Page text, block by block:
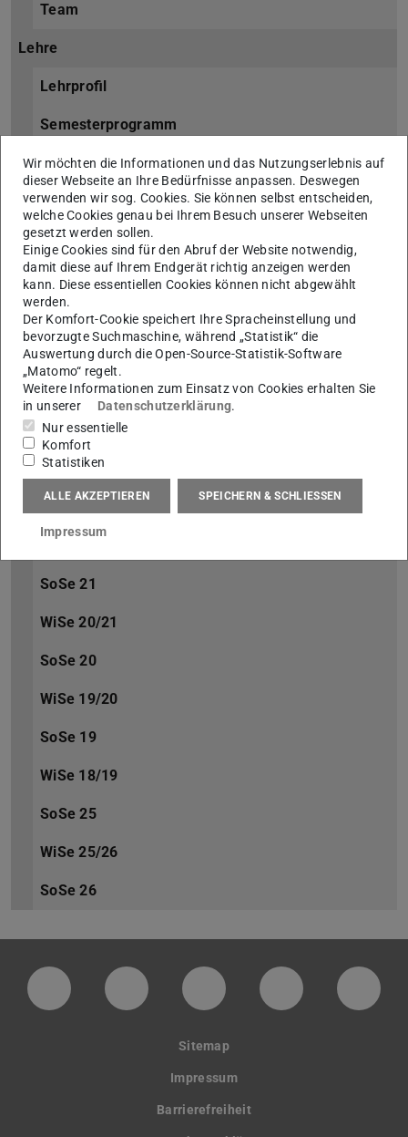
Team
Lehre
Lehrprofil
Semesterprogramm
Entwurf
Enko
Seminar
Studentische Arbeiten
WiSe 24/25
SoSe 24
WiSe 23/24
SoSe 23
WiSe 22/23
SoSe 21
WiSe 20/21
SoSe 20
WiSe 19/20
SoSe 19
WiSe 18/19
SoSe 25
WiSe 25/26
SoSe 26
LinkedIn-Seite der TU Darmstadt
Instagram-Kanal der TU
Bluesky-Kanal der TU
Facebook-
Sitemap
Impressum
Barrierefreiheit
Wir möchten die Informationen und das Nutzungserlebnis auf
dieser Webseite an Ihre Bedürfnisse anpassen. Deswegen
verwenden wir sog. Cookies. Sie können selbst entscheiden,
welche Cookies genau bei Ihrem Besuch unserer Webseiten
gesetzt werden sollen.
Einige Cookies sind für den Abruf der Website notwendig,
damit diese auf Ihrem Endgerät richtig anzeigen werden
kann. Diese essentiellen Cookies können nicht abgewählt
werden.
Der Komfort-Cookie speichert Ihre Spracheinstellung und
bevorzugte Suchmaschine, während „Statistik“ die
Auswertung durch die Open-Source-Statistik-Software
„Matomo“ regelt.
Weitere Informationen zum Einsatz von Cookies erhalten Sie
in unserer
Datenschutzerklärung.
Nur essentielle
Komfort
Statistiken
ALLE AKZEPTIEREN SPEICHERN & SCHLIESSEN
Impressum